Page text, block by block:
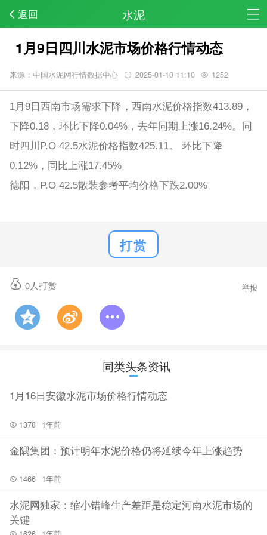
返回 水泥
1月9日四川水泥市场价格行情动态
来源：中国水泥网行情数据中心 2025-01-10 11:10 1252
1月9日西南市场需求下降，西南水泥价格指数413.89，
下降0.18，环比下降0.04%，去年同期上涨16.24%。同
时四川P.O 42.5水泥价格指数425.11。 环比下降
0.12%，同比上涨17.45%
德阳，P.O 42.5散装参考平均价格下跌2.00%
打赏
0人打赏 举报
同类头条资讯
1月16日安徽水泥市场价格行情动态
1378 1年前
金隅集团：预计明年水泥价格仍将延续今年上涨趋势
1466 1年前
水泥网独家：缩小错峰生产差距是稳定河南水泥市场的
关键